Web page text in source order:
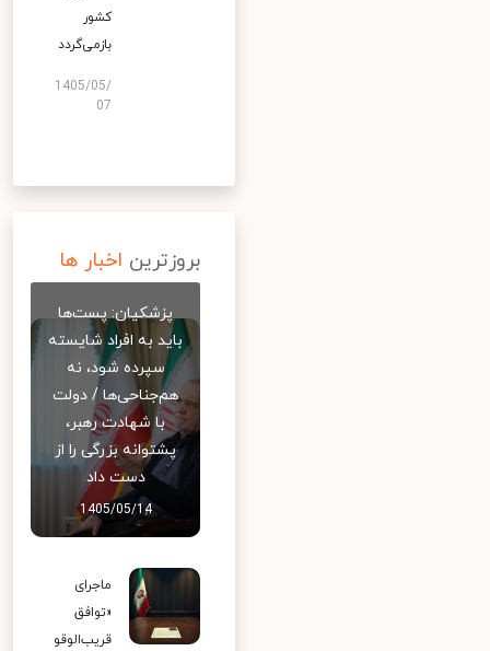
کشور
بازمی‌گردد
1405/05/
07
بروزترین اخبار ها
پزشکیان: پست‌ها
باید به افراد شایسته
سپرده شود، نه
هم‌جناحی‌ها / دولت
با شهادت رهبر،
پشتوانه بزرگی را از
دست داد
1405/05/14
ماجرای
«توافق
قریب‌الوقو